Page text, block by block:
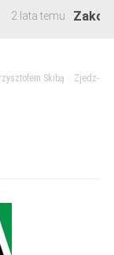
lata temu
Skibą
Zjedz-